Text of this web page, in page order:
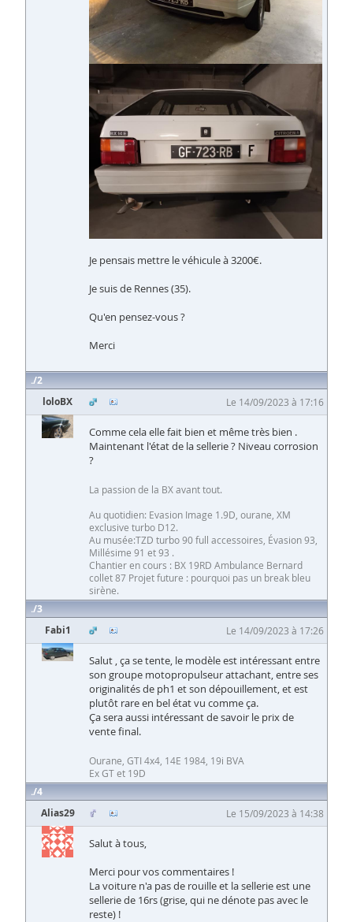
Je pensais mettre le véhicule à 3200€.
Je suis de Rennes (35).
Qu'en pensez-vous ?
Merci
2
loloBX
Le 14/09/2023 à 17:16
Comme cela elle fait bien et même très bien .
Maintenant l'état de la sellerie ? Niveau corrosion
?
La passion de la BX avant tout.
Au quotidien: Evasion Image 1.9D, ourane, XM
exclusive turbo D12.
Au musée:TZD turbo 90 full accessoires, Évasion 93,
Millésime 91 et 93 .
Chantier en cours : BX 19RD Ambulance Bernard
collet 87 Projet future : pourquoi pas un break bleu
sirène.
3
Fabi1
Le 14/09/2023 à 17:26
Salut , ça se tente, le modèle est intéressant entre
son groupe motopropulseur attachant, entre ses
originalités de ph1 et son dépouillement, et est
plutôt rare en bel état vu comme ça.
Ça sera aussi intéressant de savoir le prix de
vente final.
Ourane, GTI 4x4, 14E 1984, 19i BVA
Ex GT et 19D
4
Alias29
Le 15/09/2023 à 14:38
Salut à tous,
Merci pour vos commentaires !
La voiture n'a pas de rouille et la sellerie est une
sellerie de 16rs (grise, qui ne dénote pas avec le
reste) !